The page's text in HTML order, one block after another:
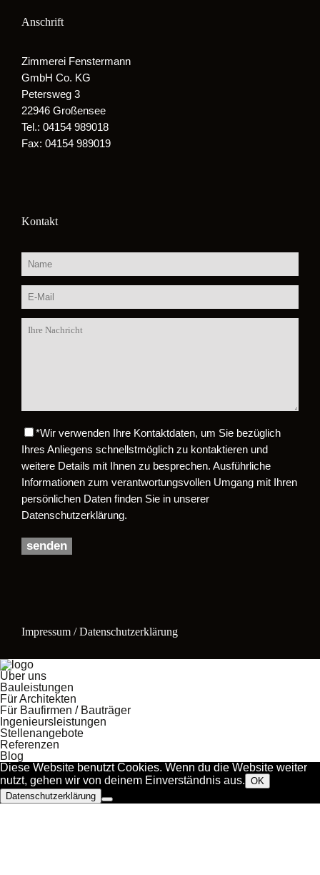
Anschrift
Zimmerei Fenstermann
GmbH Co. KG
Petersweg 3
22946 Großensee
Tel.: 04154 989018
Fax: 04154 989019
Kontakt
Bitte lasse dieses Feld leer.
*Wir verwenden Ihre Kontaktdaten, um Sie bezüglich
Ihres Anliegens schnellstmöglich zu kontaktieren und
weitere Details mit Ihnen zu besprechen. Ausführliche
Informationen zum verantwortungsvollen Umgang mit Ihren
persönlichen Daten finden Sie in unserer
Datenschutzerklärung.
Impressum / Datenschutzerklärung
Über uns
Bauleistungen
Für Architekten
Für Baufirmen / Bauträger
Ingenieursleistungen
Stellenangebote
Referenzen
Blog
Diese Website benutzt Cookies. Wenn du die Website weiter
nutzt, gehen wir von deinem Einverständnis aus. OK
Datenschutzerklärung